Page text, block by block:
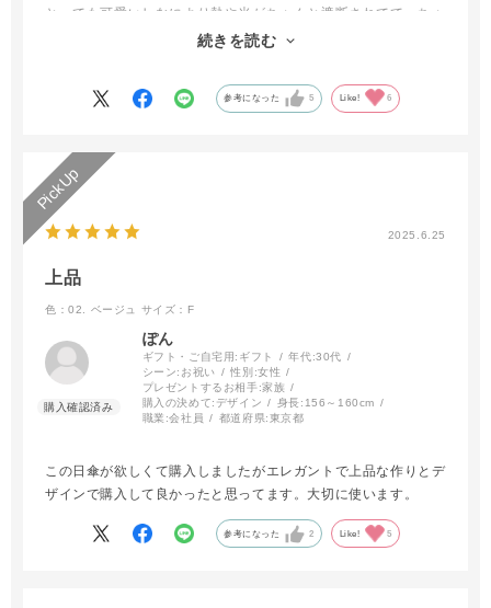
とっても可愛いしなにより熱や光がちゃんと遮断されてて、ちゃ
んとした日傘は日焼け予防だけじゃなく暑さも対策できるんだと
続きを読む
参考になった 5 Like! 6
2025.6.25
上品
色：02. ベージュ サイズ：F
ぽん
ギフト・ご自宅用: ギフト 年代:30代
シーン: お祝い 性別:女性
プレゼントするお相手:家族
購入の決めて: デザイン 身長: 156～160cm
職業:会社員 都道府県:東京都
この日傘が欲しくて購入しましたがエレガントで上品な作りとデ
ザインで購入して良かったと思ってます。大切に使います。
参考になった 2 Like! 5